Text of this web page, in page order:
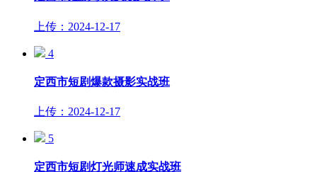
上传：2024-12-17
4
定西市短剧爆款摄影实战班
上传：2024-12-17
5
定西市短剧灯光师速成实战班